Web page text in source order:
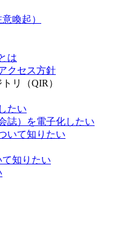
喚起）
は
クセス方針
リ（QIR）
たい
誌）を電子化したい
いて知りたい
知りたい